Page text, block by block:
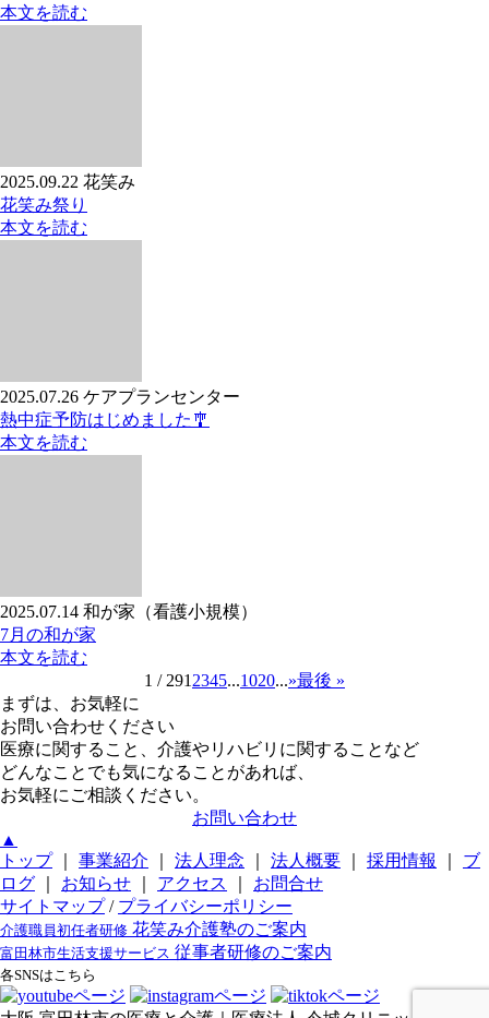
本文を読む
2025.09.22 花笑み
花笑み祭り
本文を読む
2025.07.26 ケアプランセンター
熱中症予防はじめました🎐
本文を読む
2025.07.14 和が家（看護小規模）
7月の和が家
本文を読む
1 / 291 2345...1020...»最後 »
まずは、お気軽に
お問い合わせください
医療に関すること、介護やリハビリに関することなど
どんなことでも気になることがあれば、
お気軽にご相談ください。
お問い合わせ
▲
トップ｜ 事業紹介 法人理念 法人概要 採用情報
ブ
ログ
お知らせ アクセス
お問合せ
サイトマップ/ プライバシーポリシー
介護職員初任者研修 花笑み介護塾のご案内
富田林市生活支援サービス 従事者研修のご案内
各SNSはこちら